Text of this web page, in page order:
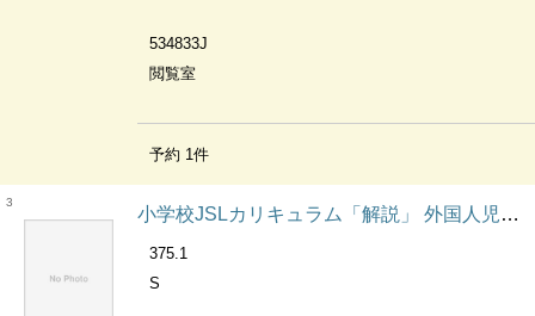
534833J
閲覧室
予約 1件
3
小学校JSLカリキュラム「解説」 外国人児童の「教科と日本語」シリーズ
375.1
S